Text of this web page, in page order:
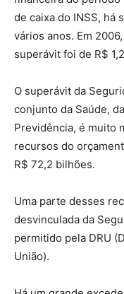
de caixa do INSS, há
vários anos. Em
superávit foi de R$
O superávit da
conjunto da Saúde,
Previdência, é muito
recursos do
R$ 72,2 bilhões.
Uma parte desses
desvinculada da
permitido pela DRU
União).